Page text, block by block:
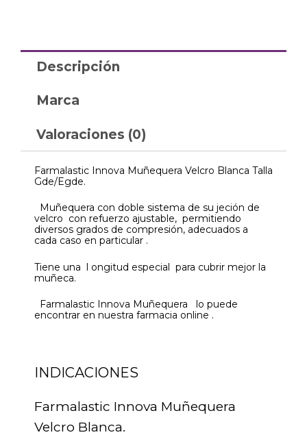
Descripción
Marca
Valoraciones (0)
Farmalastic Innova Muñequera Velcro Blanca Talla
Gde/Egde.
Muñequera con doble sistema de su jeción de
velcro con refuerzo ajustable, permitiendo
diversos grados de compresión, adecuados a
cada caso en particular .
Tiene una l ongitud especial para cubrir mejor la
muñeca.
Farmalastic Innova Muñequera lo puede
encontrar en nuestra farmacia online .
INDICACIONES
Farmalastic Innova Muñequera
Velcro Blanca.